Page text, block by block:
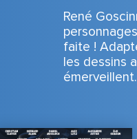
René
faite !
les dessins
émerveillent.